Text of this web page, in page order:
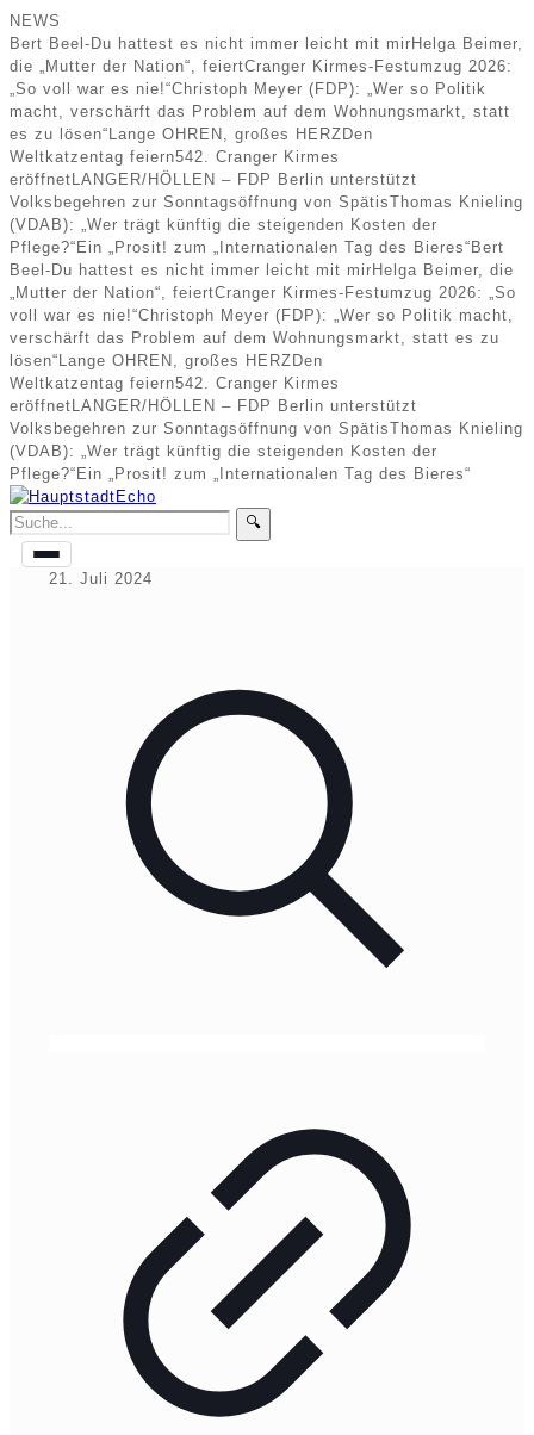
NEWS
Bert Beel-Du hattest es nicht immer leicht mit mir Helga Beimer,
die „Mutter der Nation“, feiertCranger Kirmes-Festumzug 2026:
„So voll war es nie!“Christoph Meyer (FDP): „Wer so Politik
macht, verschärft das Problem auf dem Wohnungsmarkt, statt
es zu lösen“ Lange OHREN, großes HERZ Den
Weltkatzentag feiern542. Cranger Kirmes
eröffnet LANGER/HÖLLEN – FDP Berlin unterstützt
Volksbegehren zur Sonntagsöffnung von SpätisThomas Knieling
(VDAB): „Wer trägt künftig die steigenden Kosten der
Pflege?“ Ein „Prosit! zum „Internationalen Tag des Bieres“ Bert
Beel-Du hattest es nicht immer leicht mit mir Helga Beimer, die
„Mutter der Nation“, feiertCranger Kirmes-Festumzug 2026: „So
voll war es nie!“Christoph Meyer (FDP): „Wer so Politik macht,
verschärft das Problem auf dem Wohnungsmarkt, statt es zu
lösen“ Lange OHREN, großes HERZ Den
Weltkatzentag feiern542. Cranger Kirmes
eröffnet LANGER/HÖLLEN – FDP Berlin unterstützt
Volksbegehren zur Sonntagsöffnung von SpätisThomas Knieling
(VDAB): „Wer trägt künftig die steigenden Kosten der
Pflege?“ Ein „Prosit! zum „Internationalen Tag des Bieres“
🔍
21. Juli 2024